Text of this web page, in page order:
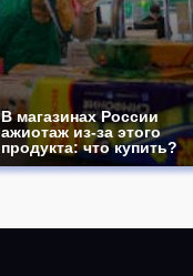
В магазинах России
ажиотаж из-за этого
продукта: что купить?